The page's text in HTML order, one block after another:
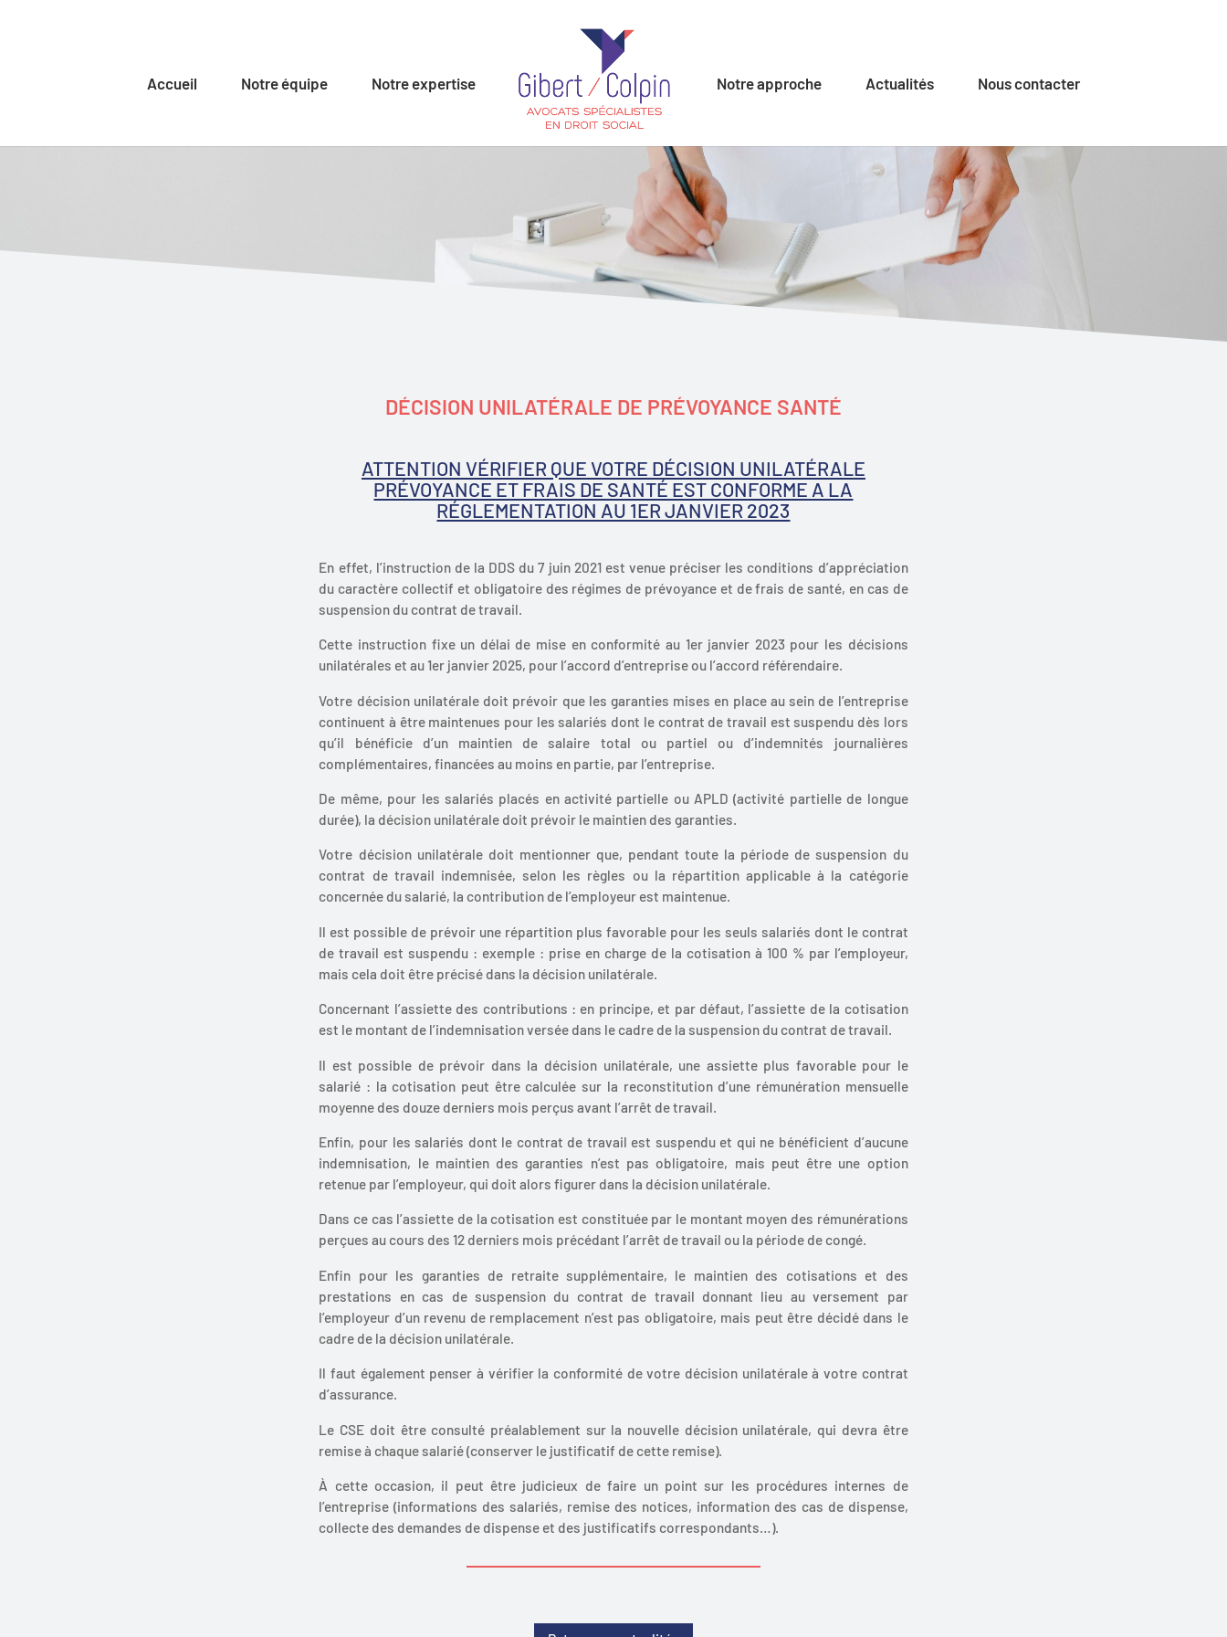
Accueil Notre équipe Notre expertise Notre approche Actualités Nous contacter
DÉCISION UNILATÉRALE DE PRÉVOYANCE SANTÉ
ATTENTION VÉRIFIER QUE VOTRE DÉCISION UNILATÉRALE
PRÉVOYANCE ET FRAIS DE SANTÉ EST CONFORME A LA
RÉGLEMENTATION AU 1ER JANVIER 2023
En effet, l’instruction de la DDS du 7 juin 2021 est venue préciser les conditions d’appréciation
du caractère collectif et obligatoire des régimes de prévoyance et de frais de santé, en cas de
suspension du contrat de travail.
Cette instruction fixe un délai de mise en conformité au 1er janvier 2023 pour les décisions
unilatérales et au 1er janvier 2025, pour l’accord d’entreprise ou l’accord référendaire.
Votre décision unilatérale doit prévoir que les garanties mises en place au sein de l’entreprise
continuent à être maintenues pour les salariés dont le contrat de travail est suspendu dès lors
qu’il bénéficie d’un maintien de salaire total ou partiel ou d’indemnités journalières
complémentaires, financées au moins en partie, par l’entreprise.
De même, pour les salariés placés en activité partielle ou APLD (activité partielle de longue
durée), la décision unilatérale doit prévoir le maintien des garanties.
Votre décision unilatérale doit mentionner que, pendant toute la période de suspension du
contrat de travail indemnisée, selon les règles ou la répartition applicable à la catégorie
concernée du salarié, la contribution de l’employeur est maintenue.
Il est possible de prévoir une répartition plus favorable pour les seuls salariés dont le contrat
de travail est suspendu : exemple : prise en charge de la cotisation à 100 % par l’employeur,
mais cela doit être précisé dans la décision unilatérale.
Concernant l’assiette des contributions : en principe, et par défaut, l’assiette de la cotisation
est le montant de l’indemnisation versée dans le cadre de la suspension du contrat de travail.
Il est possible de prévoir dans la décision unilatérale, une assiette plus favorable pour le
salarié : la cotisation peut être calculée sur la reconstitution d’une rémunération mensuelle
moyenne des douze derniers mois perçus avant l’arrêt de travail.
Enfin, pour les salariés dont le contrat de travail est suspendu et qui ne bénéficient d’aucune
indemnisation, le maintien des garanties n’est pas obligatoire, mais peut être une option
retenue par l’employeur, qui doit alors figurer dans la décision unilatérale.
Dans ce cas l’assiette de la cotisation est constituée par le montant moyen des rémunérations
perçues au cours des 12 derniers mois précédant l’arrêt de travail ou la période de congé.
Enfin pour les garanties de retraite supplémentaire, le maintien des cotisations et des
prestations en cas de suspension du contrat de travail donnant lieu au versement par
l’employeur d’un revenu de remplacement n’est pas obligatoire, mais peut être décidé dans le
cadre de la décision unilatérale.
Il faut également penser à vérifier la conformité de votre décision unilatérale à votre contrat
d’assurance.
Le CSE doit être consulté préalablement sur la nouvelle décision unilatérale, qui devra être
remise à chaque salarié (conserver le justificatif de cette remise).
À cette occasion, il peut être judicieux de faire un point sur les procédures internes de
l’entreprise (informations des salariés, remise des notices, information des cas de dispense,
collecte des demandes de dispense et des justificatifs correspondants…).